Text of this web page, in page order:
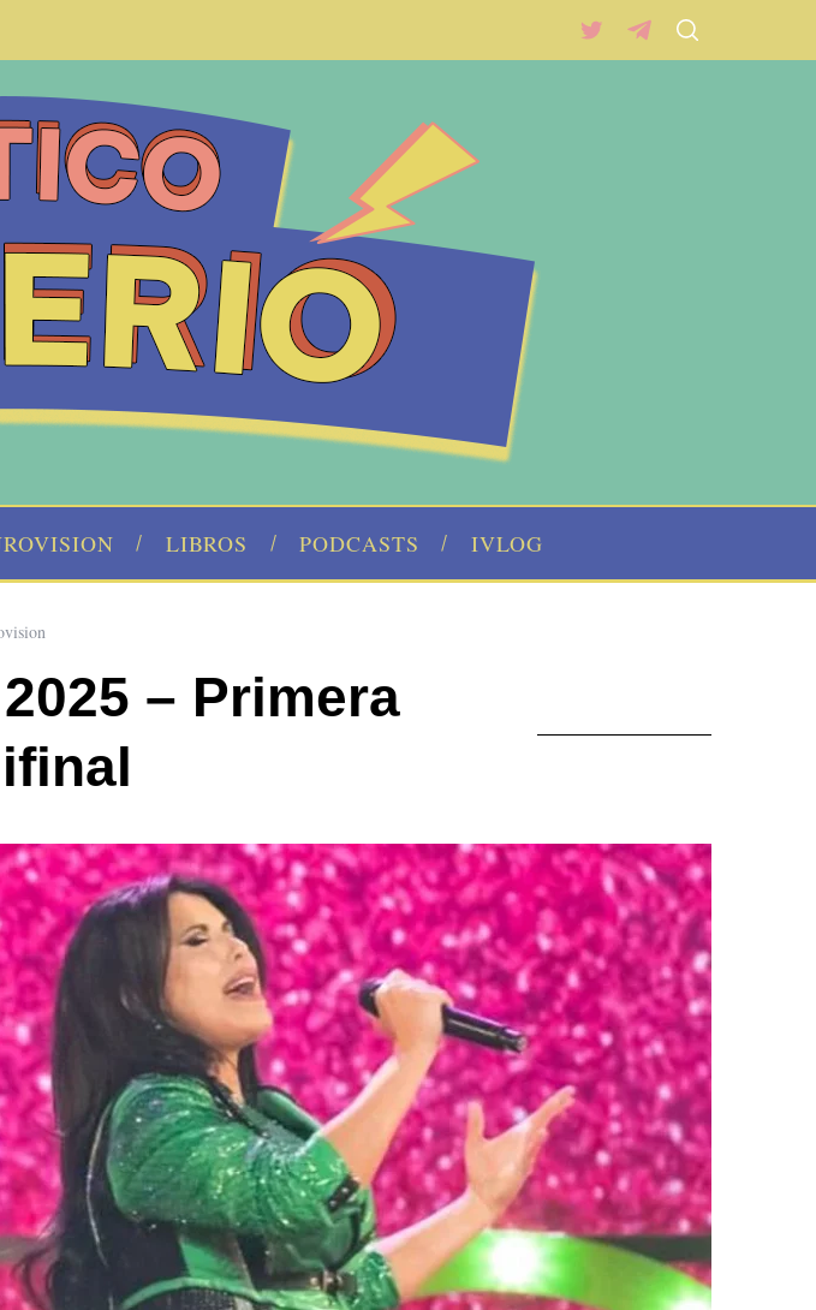
LIBROS PODCASTS IVLOG
– Primera